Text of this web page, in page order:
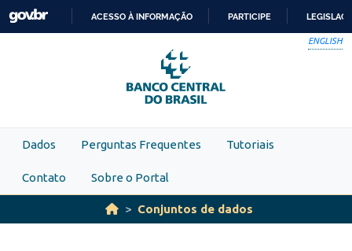
Skip to main content
PARA
O
CONTEÚDO
ACESSO À INFORMAÇÃO PARTICIPE
ENGLISH
Dados Perguntas Frequentes Tutoriais
Contato Sobre o Portal
Conjuntos de dados